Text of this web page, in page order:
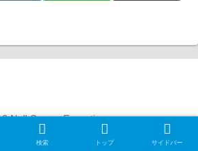
Null Gamer Exception.
検索 トップ サイドバー